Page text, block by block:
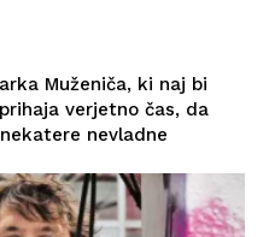
Muženiča, ki naj bi
verjetno čas, da
nevladne